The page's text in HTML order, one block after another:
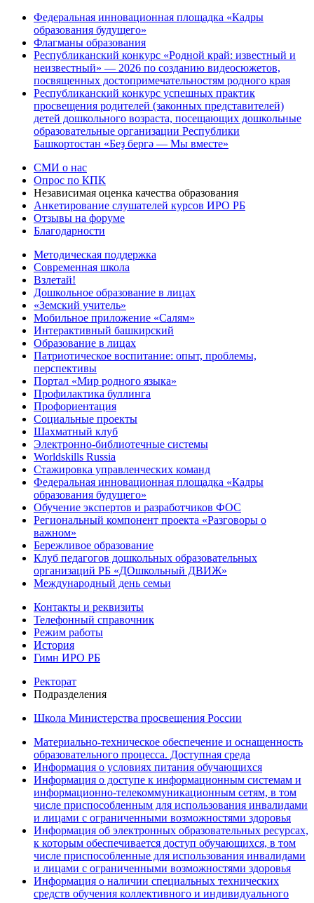
Федеральная инновационная площадка «Кадры
образования будущего»
Флагманы образования
Республиканский конкурс «Родной край: известный и
неизвестный» — 2026 по созданию видеосюжетов,
посвященных достопримечательностям родного края
Республиканский конкурс успешных практик
просвещения родителей (законных представителей)
детей дошкольного возраста, посещающих дошкольные
образовательные организации Республики
Башкортостан «Беҙ бергә — Мы вместе»
СМИ о нас
Опрос по КПК
Независимая оценка качества образования
Анкетирование слушателей курсов ИРО РБ
Отзывы на форуме
Благодарности
Методическая поддержка
Современная школа
Взлетай!
Дошкольное образование в лицах
«Земский учитель»
Мобильное приложение «Салям»
Интерактивный башкирский
Образование в лицах
Патриотическое воспитание: опыт, проблемы,
перспективы
Портал «Мир родного языка»
Профилактика буллинга
Профориентация
Социальные проекты
Шахматный клуб
Электронно-библиотечные системы
Worldskills Russia
Стажировка управленческих команд
Федеральная инновационная площадка «Кадры
образования будущего»
Обучение экспертов и разработчиков ФОС
Региональный компонент проекта «Разговоры о
важном»
Бережливое образование
Клуб педагогов дошкольных образовательных
организаций РБ «ДОшкольный ДВИЖ»
Международный день семьи
Контакты и реквизиты
Телефонный справочник
Режим работы
История
Гимн ИРО РБ
Ректорат
Подразделения
Школа Министерства просвещения России
Материально-техническое обеспечение и оснащенность
образовательного процесса. Доступная среда
Информация о условиях питания обучающихся
Информация о доступе к информационным системам и
информационно-телекоммуникационным сетям, в том
числе приспособленным для использования инвалидами
и лицами с ограниченными возможностями здоровья
Информация об электронных образовательных ресурсах,
к которым обеспечивается доступ обучающихся, в том
числе приспособленные для использования инвалидами
и лицами с ограниченными возможностями здоровья
Информация о наличии специальных технических
средств обучения коллективного и индивидуального